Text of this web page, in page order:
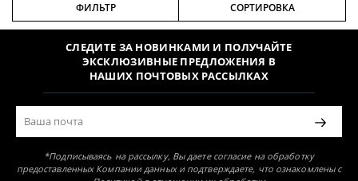
ФИЛЬТР СОРТИРОВКА
СЛЕДИТЕ ЗА НОВИНКАМИ И ПОЛУЧАЙТЕ
ЭКСКЛЮЗИВНЫЕ ПРЕДЛОЖЕНИЯ В
НАШИХ ПОЧТОВЫХ РАССЫЛКАХ
*Подписываясь на рассылку, Вы даете согласие на обработку
предоставленных Компании данных и подтверждаете, что ознакомлены с